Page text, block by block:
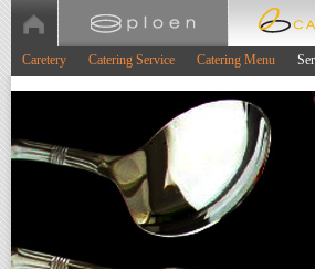
Caretery Catering Service Catering Menu